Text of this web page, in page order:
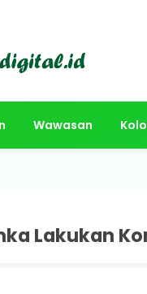
Wawasan
Lakukan